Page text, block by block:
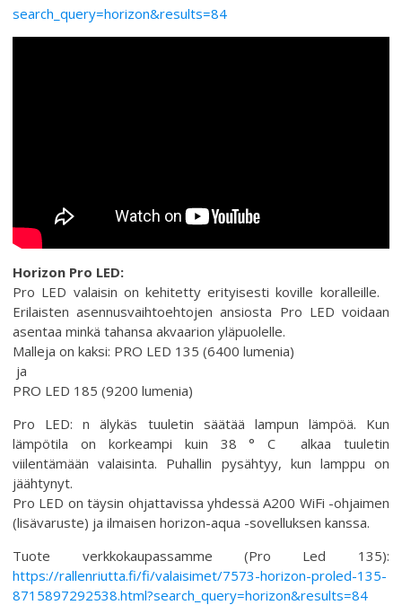
search_query=horizon&results=84
Horizon Pro LED:
Pro LED valaisin on kehitetty erityisesti koville koralleille.
Erilaisten asennusvaihtoehtojen ansiosta Pro LED voidaan
asentaa minkä tahansa akvaarion yläpuolelle.
Malleja on kaksi: PRO LED 135 (6400 lumenia)
ja
PRO LED 185 (9200 lumenia)
Pro LED: n älykäs tuuletin säätää lampun lämpöä. Kun
lämpötila on korkeampi kuin 38 ° C alkaa tuuletin
viilentämään valaisinta. Puhallin pysähtyy, kun lamppu on
jäähtynyt.
Pro LED on täysin ohjattavissa yhdessä A200 WiFi -ohjaimen
(lisävaruste) ja ilmaisen horizon-aqua -sovelluksen kanssa.
Tuote verkkokaupassamme (Pro Led 135):
https://rallenriutta.fi/fi/valaisimet/7573-horizon-proled-135-
8715897292538.html?search_query=horizon&results=84